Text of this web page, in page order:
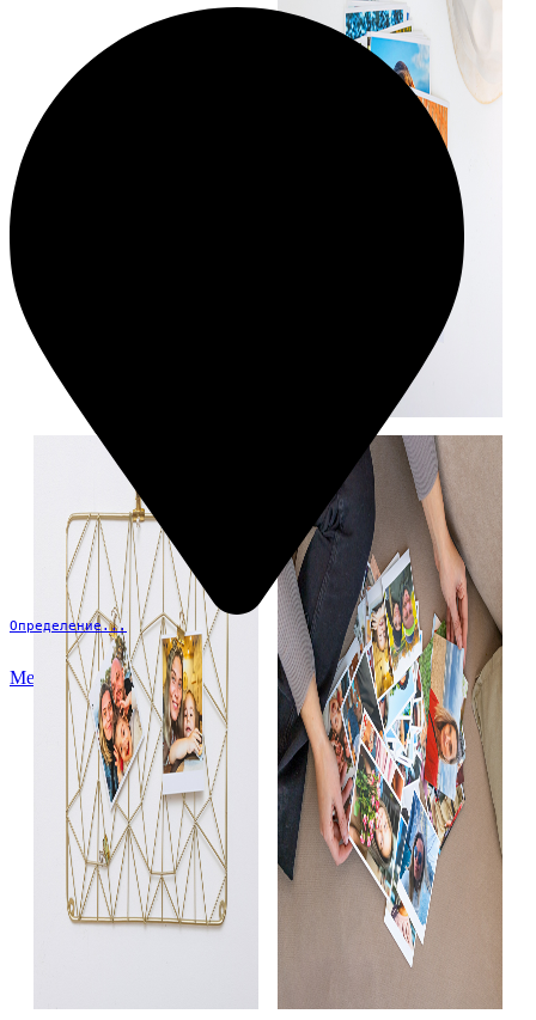
Определение...
Меню